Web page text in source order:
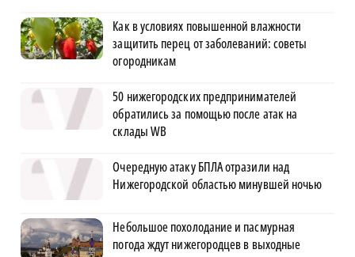
Как в условиях повышенной влажности
защитить перец от заболеваний: советы
огородникам
50 нижегородских предпринимателей
обратились за помощью после атак на
склады WB
Очередную атаку БПЛА отразили над
Нижегородской областью минувшей ночью
Небольшое похолодание и пасмурная
погода ждут нижегородцев в выходные